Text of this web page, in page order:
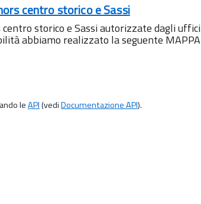
centro storico e Sassi
storico e Sassi autorizzate dagli uffici
abbiamo realizzato la seguente MAPPA
leAPI(vediDocumentazione API).